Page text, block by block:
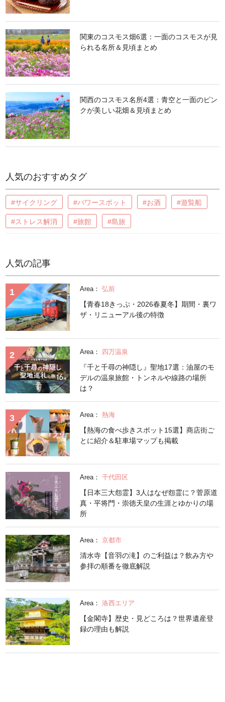
関東のコスモス畑6選：一面のコスモスが見
られる名所＆見頃まとめ
関西のコスモス名所4選：青空と一面のピン
クが美しい花畑＆見頃まとめ
人気のおすすめタグ
#サイクリング #パワースポット #お酒 #遊覧船
#ストレス解消 #旅館 #島旅
人気の記事
Area： 弘前
【青春18きっぷ・2026春夏冬】期間・裏ワ
ザ・リニューアル後の特徴
Area： 四万温泉
『千と千尋の神隠し』聖地17選：油屋のモ
デルの温泉旅館・トンネルや線路の場所
は？
Area： 熱海
【熱海の食べ歩きスポット15選】商店街ご
とに紹介＆駐車場マップも掲載
Area： 千代田区
【日本三大怨霊】3人はなぜ怨霊に？菅原道
真・平将門・崇徳天皇の生涯とゆかりの場
所
Area： 京都市
清水寺【音羽の滝】のご利益は？飲み方や
参拝の順番を徹底解説
Area： 洛西エリア
【金閣寺】歴史・見どころは？世界遺産登
録の理由も解説